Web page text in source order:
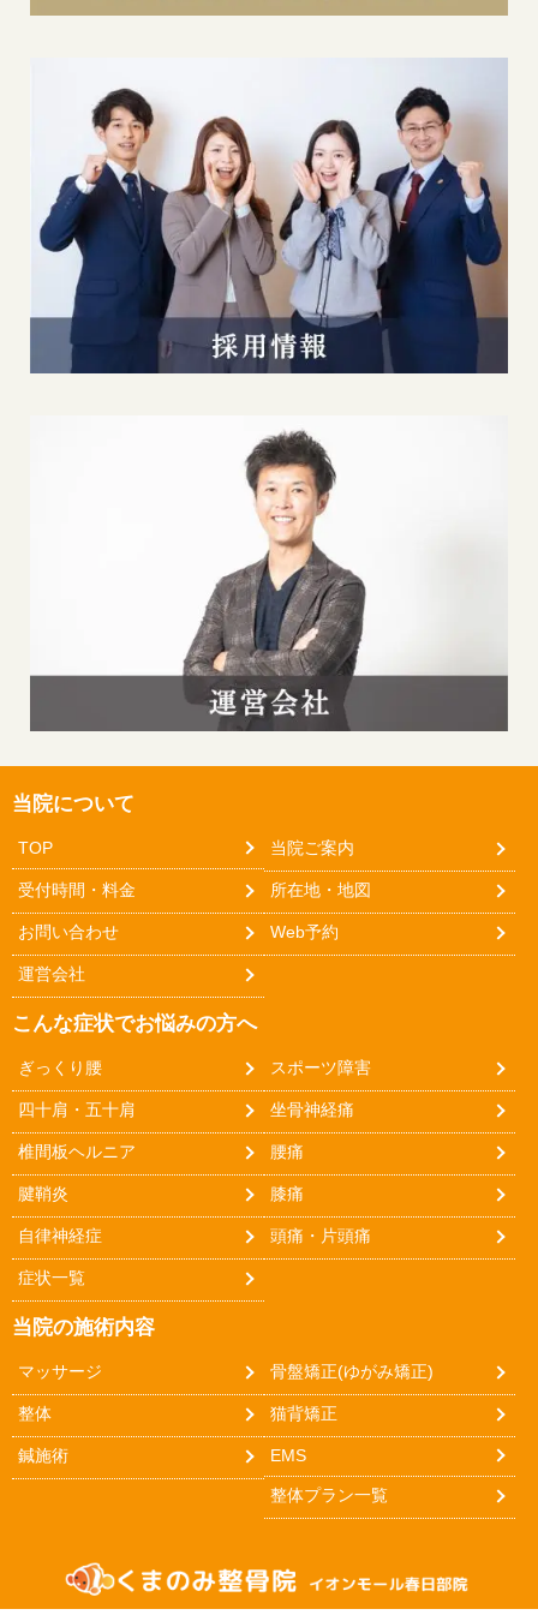
当院について
TOP 当院ご案内
受付時間・料金 所在地・地図
お問い合わせ Web予約
運営会社
こんな症状でお悩みの方へ
ぎっくり腰 スポーツ障害
四十肩・五十肩 坐骨神経痛
椎間板ヘルニア 腰痛
腱鞘炎 膝痛
自律神経症 頭痛・片頭痛
症状一覧
当院の施術内容
マッサージ 骨盤矯正(ゆがみ矯正)
整体 猫背矯正
鍼施術 EMS
整体プラン一覧